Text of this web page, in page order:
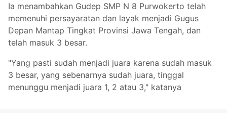
Ia menambahkan Gudep SMP N 8 Purwokerto telah
memenuhi persayaratan dan layak menjadi Gugus
Depan Mantap Tingkat Provinsi Jawa Tengah, dan
telah masuk 3 besar.
"Yang pasti sudah menjadi juara karena sudah masuk
3 besar, yang sebenarnya sudah juara, tinggal
menunggu menjadi juara 1, 2 atau 3," katanya